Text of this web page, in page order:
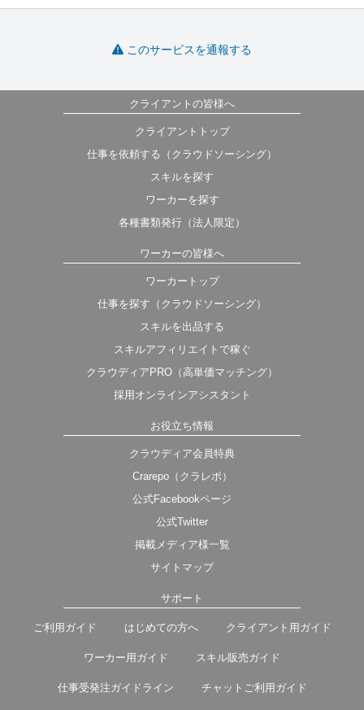
このサービスを通報する
クライアントの皆様へ
クライアントトップ
仕事を依頼する（クラウドソーシング）
スキルを探す
ワーカーを探す
各種書類発行（法人限定）
ワーカーの皆様へ
ワーカートップ
仕事を探す（クラウドソーシング）
スキルを出品する
スキルアフィリエイトで稼ぐ
クラウディアPRO（高単価マッチング）
採用オンラインアシスタント
お役立ち情報
クラウディア会員特典
Crarepo（クラレポ）
公式Facebookページ
公式Twitter
掲載メディア様一覧
サイトマップ
サポート
ご利用ガイド はじめての方へ クライアント用ガイド
ワーカー用ガイド スキル販売ガイド
仕事受発注ガイドライン チャットご利用ガイド